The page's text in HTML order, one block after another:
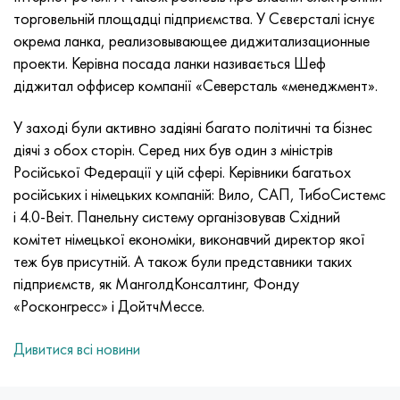
торговельній площадці підприємства. У Сєвєрсталі існує
окрема ланка, реализовывающее диджитализационные
проекти. Керівна посада ланки називається Шеф
діджитал оффисер компанії «Северсталь «менеджмент».
У заході були активно задіяні багато політичні та бізнес
діячі з обох сторін. Серед них був один з міністрів
Російської Федерації у цій сфері. Керівники багатьох
російських і німецьких компаній: Вило, САП, ТибоСистемс
і 4.0-Веіт. Панельну систему організовував Східний
комітет німецької економіки, виконавчий директор якої
теж був присутній. А також були представники таких
підприємств, як МанголдКонсалтинг, Фонду
«Росконгресс» і ДойтчМессе.
Дивитися всі новини
MP159
Multimet n155
Никрофер 5923 hMo
Никрофер 6030
Нитроник 40
Нитроник 50
Нитроник 60
Нитроник 75
Стрічка, коло, дріт 56ДГНХ
Стрічка 68НХВКТЮ
труба 79НМ
Стрічка, коло, дріт 80НМ
80НМВ-ВІ
80НХС
81НМА
Види прецизійних сплавів
Лист, круг, дріт ХН73МБТЮ
Труба ХН70Ю
Труба ХН75МБТЮ
Лист, круг, дріт ХН75ТБЮ
Лист, круг, дріт ХН77ТЮ
труба ХН77ТЮР
труба ХН78Т
Лист, круг, дріт ХН80ТБЮ
5B
ТЛ5
АТ-6
МС-6
14 титан
СП -17
40 титан
1.4567 - aisi 304Cu
1.4570 - aisi303Cu
1.4574 - Alloy PH 15-7 Mo®
1.4580 - aisi 316Cb
1.4597 - aisi 204Cu
Сплав 28 - 1.4563
Сплав 31 - 1.4562
Сплав 254smo® - 1.4547
15Х16Н2АМ
18Х11МНФБ
18Х12ВМБФР
20Х12ВНМФ
20Х3МВФ
21НКМТ
37Х12Н8Г8МФБ
40Х10С2М
30Х, aisi 5130, 30h
30хгс, 30hgs
30ХГСА, 30hgsa
30хгсн2а, 30hgsna
30хн2ма, 30CrNiMo8
30хн3а, 31nicr14
34хн3ма, 36NiCrMo16, 35NiCrMo16
35hgs, 35хгс